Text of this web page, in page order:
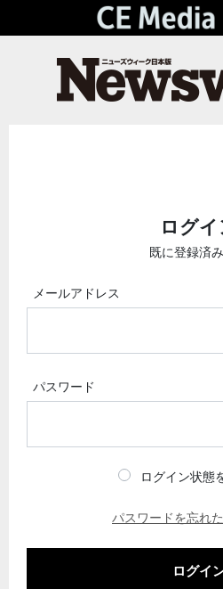
ログイ
既に登録済
メールアドレス
パスワード
ログイン状態
パスワードを忘れ
ログイ